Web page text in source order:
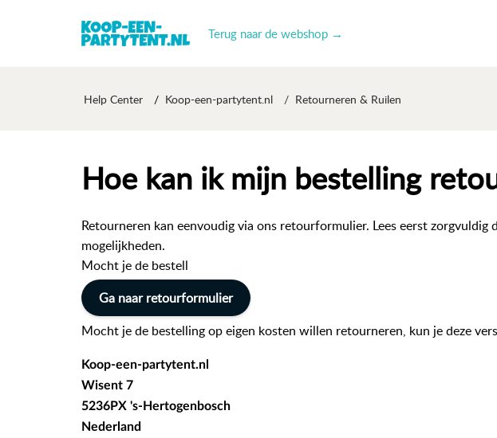
Terug naar de webshop →
Help Center Koop-een-partytent.nl Retourneren & Ruilen
Hoe kan ik mijn bestelling
Retourneren kan eenvoudig via ons retourformulier. Lees eerst zorgvuldig
mogelijkheden.
Mocht je de bestell
Ga naar retourformulier
Mocht je de bestelling op eigen kosten willen retourneren, kun je deze
Koop-een-partytent.nl
Wisent 7
5236PX 's-Hertogenbosch
Nederland